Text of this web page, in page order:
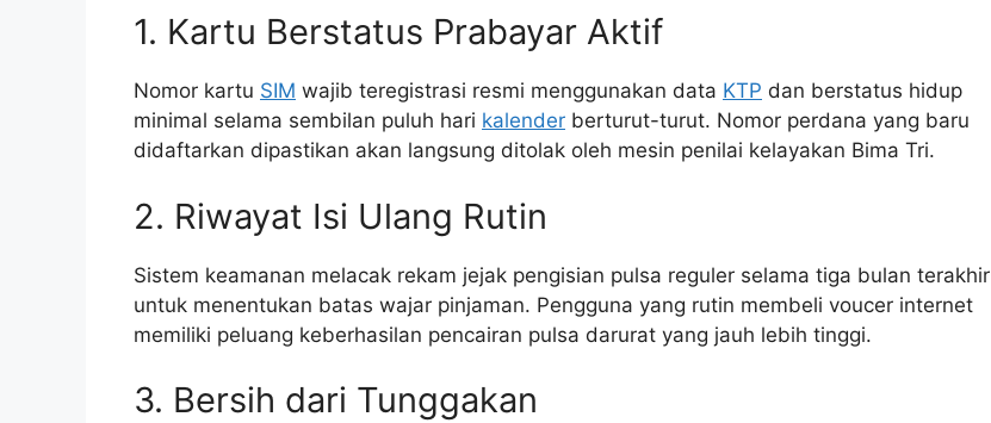
1. Kartu Berstatus Prabayar Aktif
Nomor kartu SIM wajib teregistrasi resmi menggunakan data KTP dan berstatus hidup
minimal selama sembilan puluh hari kalender berturut-turut. Nomor perdana yang baru
didaftarkan dipastikan akan langsung ditolak oleh mesin penilai kelayakan Bima Tri.
2. Riwayat Isi Ulang Rutin
Sistem keamanan melacak rekam jejak pengisian pulsa reguler selama tiga bulan terakhir
untuk menentukan batas wajar pinjaman. Pengguna yang rutin membeli voucer internet
memiliki peluang keberhasilan pencairan pulsa darurat yang jauh lebih tinggi.
3. Bersih dari Tunggakan